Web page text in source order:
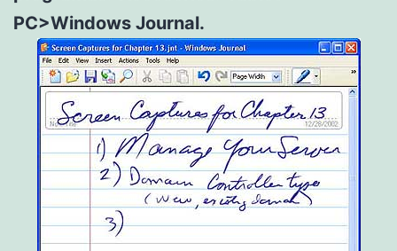
PC>Windows Journal.